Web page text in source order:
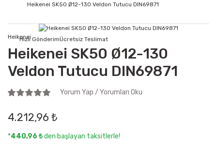
Heikenei SK50 Ø12-130 Veldon Tutucu DIN69871
Hızlı GönderimÜcretsiz Teslimat
Heikenei
Heikenei SK50 Ø12-130
Veldon Tutucu DIN69871
Yorum Yap / Yorumları Oku
4.212,96 ₺
*440,96 ₺den başlayan taksitlerle!